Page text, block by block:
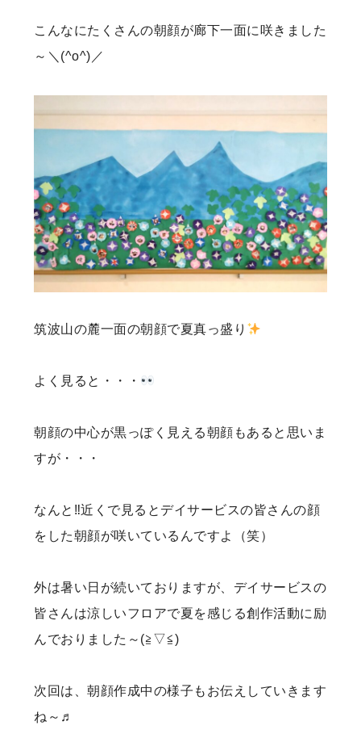
こんなにたくさんの朝顔が廊下一面に咲きました
～＼(^o^)／
筑波山の麓一面の朝顔で夏真っ盛り
よく見ると・・・
朝顔の中心が黒っぽく見える朝顔もあると思いま
すが・・・
なんと‼近くで見るとデイサービスの皆さんの顔
をした朝顔が咲いているんですよ（笑）
外は暑い日が続いておりますが、デイサービスの
皆さんは涼しいフロアで夏を感じる創作活動に励
んでおりました～(≧▽≦)
次回は、朝顔作成中の様子もお伝えしていきます
ね～♬